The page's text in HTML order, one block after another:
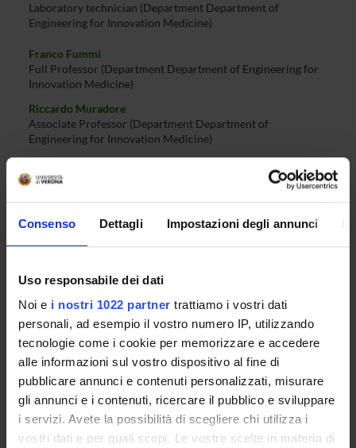
Consenso Dettagli Impostazioni degli annunci
Uso responsabile dei dati
Noi e i nostri 1022 partner trattiamo i vostri dati
personali, ad esempio il vostro numero IP, utilizzando
tecnologie come i cookie per memorizzare e accedere
alle informazioni sul vostro dispositivo al fine di
pubblicare annunci e contenuti personalizzati, misurare
gli annunci e i contenuti, ricercare il pubblico e sviluppare
i servizi. Avete la possibilità di scegliere chi utilizza i
vostri dati e per quali scopi. Le vostre scelte in materia di
Laboratory technician (Department Department of
Engineering for Innovation Medicine)
Franco Fummi
Full Professor (Department Department of Engineering for
Innovation Medicine)
Riccardo Muradore
Associate Professor (Department Department of
Engineering for Innovation Medicine)
Temporary Professor (Department Department of
PROJECTS
LABORATORIES AND RESEARCH CENTRES
ACTIVITIES